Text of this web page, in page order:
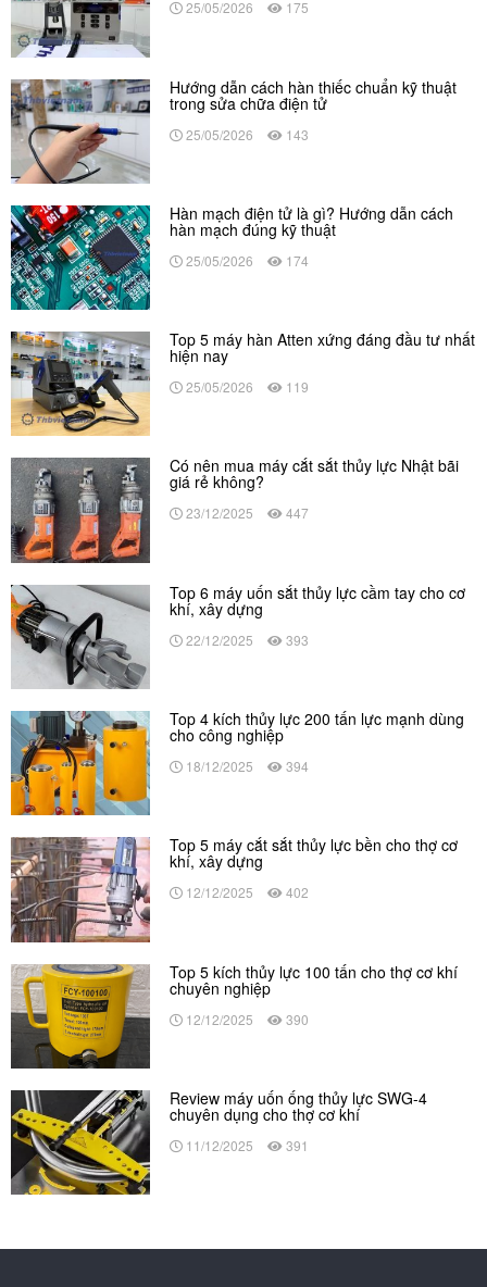
25/05/2026 175
Hướng dẫn cách hàn thiếc chuẩn kỹ thuật
trong sửa chữa điện tử
25/05/2026 143
Hàn mạch điện tử là gì? Hướng dẫn cách
hàn mạch đúng kỹ thuật
25/05/2026 174
Top 5 máy hàn Atten xứng đáng đầu tư nhất
hiện nay
25/05/2026 119
Có nên mua máy cắt sắt thủy lực Nhật bãi
giá rẻ không?
23/12/2025 447
Top 6 máy uốn sắt thủy lực cầm tay cho cơ
khí, xây dựng
22/12/2025 393
Top 4 kích thủy lực 200 tấn lực mạnh dùng
cho công nghiệp
18/12/2025 394
Top 5 máy cắt sắt thủy lực bền cho thợ cơ
khí, xây dựng
12/12/2025 402
Top 5 kích thủy lực 100 tấn cho thợ cơ khí
chuyên nghiệp
12/12/2025 390
Review máy uốn ống thủy lực SWG-4
chuyên dụng cho thợ cơ khí
11/12/2025 391